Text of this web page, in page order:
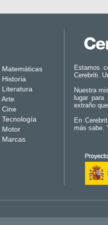
Matemáticas
Historia
Literatura
Arte
Cine
Tecnología
Motor
Marcas
Estamos
Cerebriti.
Nuestra
lugar
extraño
En
más sabe.